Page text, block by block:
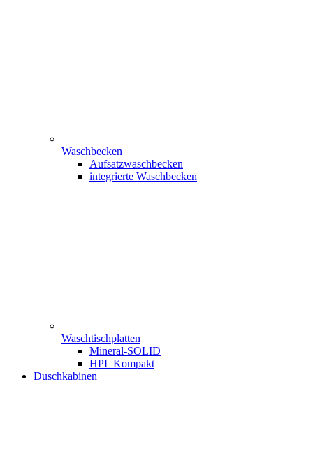
Waschbecken
Aufsatzwaschbecken
integrierte Waschbecken
Waschtischplatten
Mineral-SOLID
HPL Kompakt
Duschkabinen